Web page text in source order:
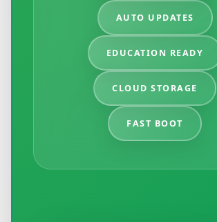
AUTO UPDATES
EDUCATION READY
CLOUD STORAGE
FAST BOOT